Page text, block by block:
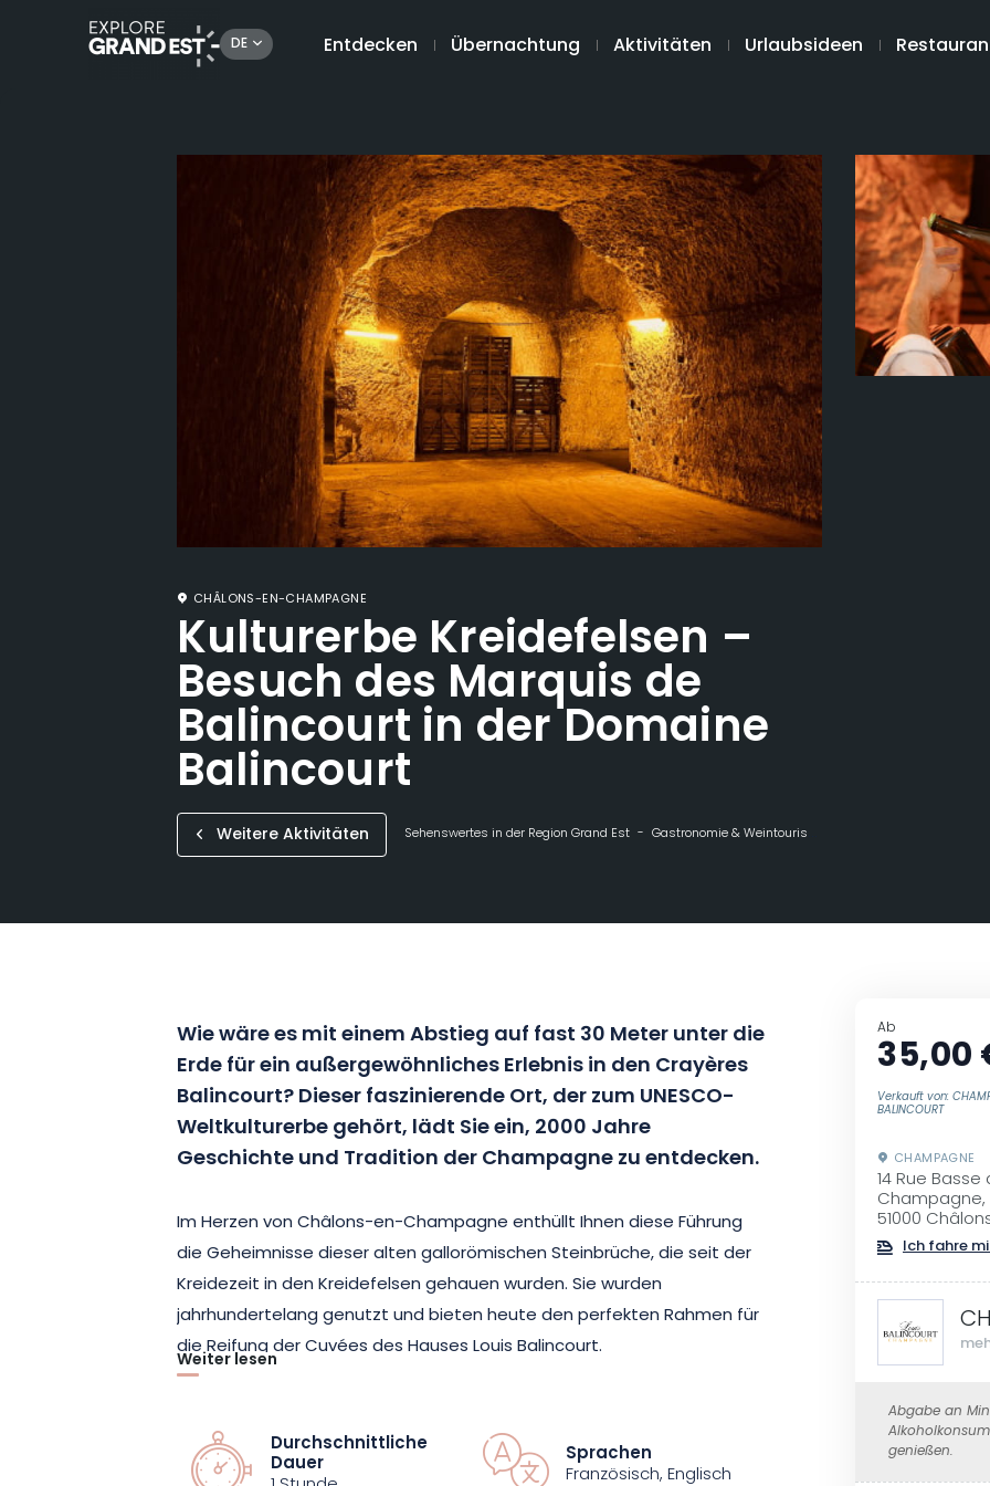
DE Entdecken Übernachtung Aktivitäten Urlaubsideen
CHÂLONS-EN-CHAMPAGNE
Kulturerbe Kreidefelsen –
Besuch des Marquis de
Balincourt in der Domaine
Balincourt
Weitere Aktivitäten Sehenswertes in der Region Grand Est Gastronomie & Weintourismus
Wie wäre es mit einem Abstieg auf fast 30 Meter unter die
Erde für ein außergewöhnliches Erlebnis in den Crayères
Balincourt? Dieser faszinierende Ort, der zum UNESCO-
Weltkulturerbe gehört, lädt Sie ein, 2000 Jahre
Geschichte und Tradition der Champagne zu entdecken.
Im Herzen von Châlons-en-Champagne enthüllt Ihnen diese Führung
die Geheimnisse dieser alten gallorömischen Steinbrüche, die seit der
Kreidezeit in den Kreidefelsen gehauen wurden. Sie wurden
jahrhundertelang genutzt und bieten heute den perfekten Rahmen für
die Reifung der Cuvées des Hauses Louis Balincourt.
außergewöhnlichen Ortes und die einzelnen Schritte der
Champagnerherstellung – dank historischer Werkzeuge und
Weiter lesen
Durchschnittliche
Dauer Sprachen
Französisch, Englisch
Ab
35,00
Verkauft von:
BALINCOURT
CHAMPAGNE
14 Rue
Champagne,
51000
Ich fahre
Abgabe an
genießen.